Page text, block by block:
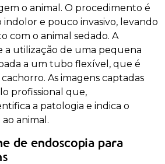
o animal. O procedimento é
e pouco invasivo, levando
com o animal sedado. A
a utilização de uma pequena
a um tubo flexível, que é
As imagens captadas
profissional que,
a patologia e indica o
animal.
de endoscopia para